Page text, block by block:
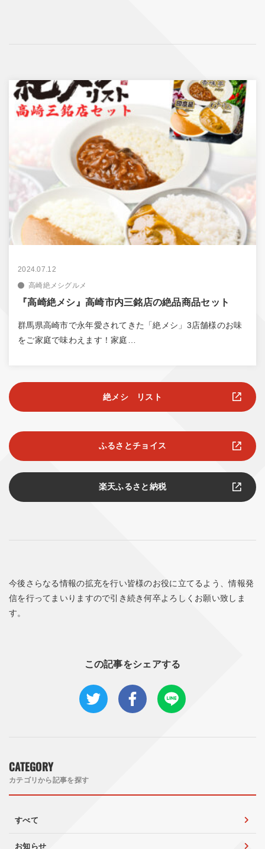
2024.07.12
高崎絶メシグルメ
『高崎絶メシ』高崎市内三銘店の絶品商品セット
群馬県高崎市で永年愛されてきた「絶メシ」3店舗様のお味
をご家庭で味わえます！家庭…
絶メシ リスト
ふるさとチョイス
楽天ふるさと納税
今後さらなる情報の拡充を行い皆様のお役に立てるよう、情報発
信を行ってまいりますので引き続き何卒よろしくお願い致しま
す。
この記事をシェアする
CATEGORY
カテゴリから記事を探す
すべて
お知らせ